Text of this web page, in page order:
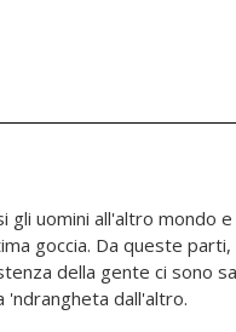
'ndrangheta dall'altro.